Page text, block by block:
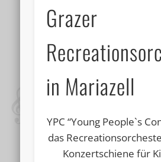
Grazer
in Mariazell
YPC “Young People`s
das
Konzertschiene für